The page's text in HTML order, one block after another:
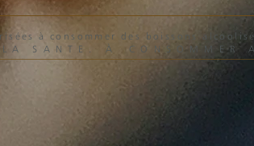
à consommer des boissons
SANTE. À CONSOMMER